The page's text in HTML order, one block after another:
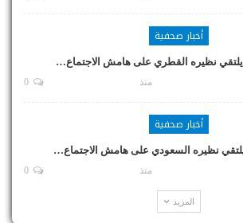
أخبار صحفية
يلتقي نظيره القطري على هامش الاجتماع…
منذ
أخبار صحفية
يلتقي نظيره السعودي على هامش الاجتماع…
منذ
المزيد